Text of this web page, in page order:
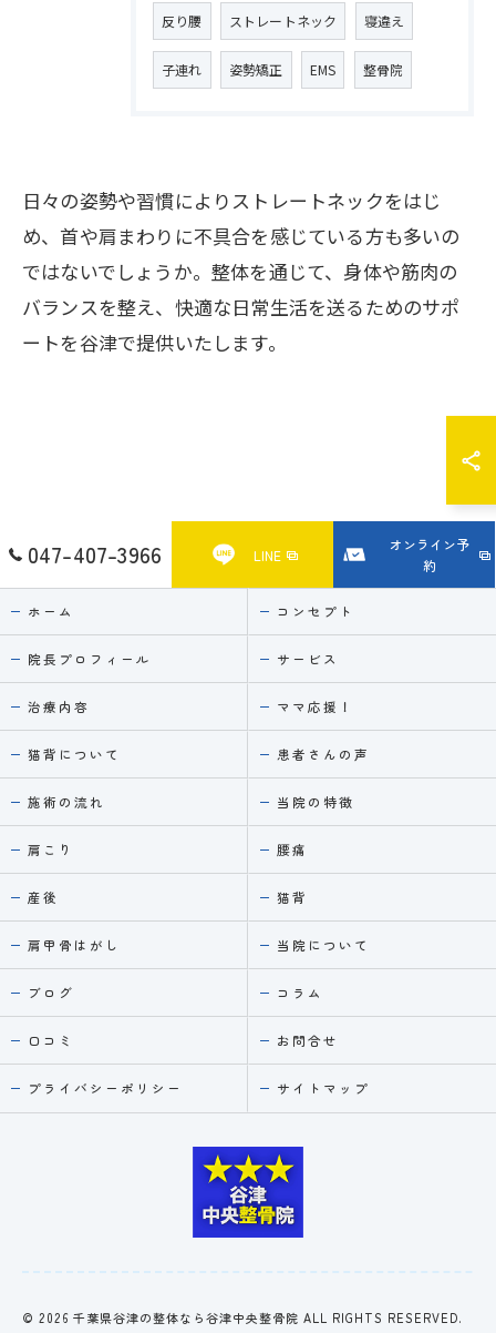
反り腰 ストレートネック 寝違え
子連れ 姿勢矯正 EMS 整骨院
日々の姿勢や習慣によりストレートネックをはじ
め、首や肩まわりに不具合を感じている方も多いの
ではないでしょうか。整体を通じて、身体や筋肉の
バランスを整え、快適な日常生活を送るためのサポ
ートを谷津で提供いたします。
047-407-3966 LINE
オンライン予
約
ホーム コンセプト
院長プロフィール サービス
治療内容 ママ応援！
猫背について 患者さんの声
施術の流れ 当院の特徴
肩こり 腰痛
産後 猫背
肩甲骨はがし 当院について
ブログ コラム
口コミ お問合せ
プライバシーポリシー サイトマップ
© 2026 千葉県谷津の整体なら谷津中央整骨院 ALL RIGHTS RESERVED.